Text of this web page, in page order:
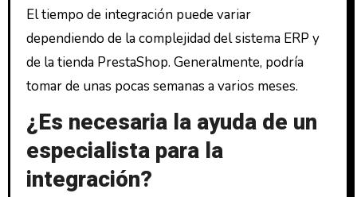
El tiempo de integración puede variar
dependiendo de la complejidad del sistema ERP y
de la tienda PrestaShop. Generalmente, podría
tomar de unas pocas semanas a varios meses.
¿Es necesaria la ayuda de un
especialista para la
integración?